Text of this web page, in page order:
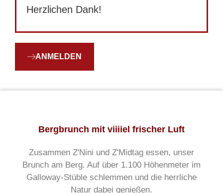
Herzlichen Dank!
ANMELDEN
Bergbrunch mit viiiiel frischer Luft
Zusammen Z'Nini und Z'Midtag essen, unser
Brunch am Berg. Auf über 1.100 Höhenmeter im
Galloway-Stüble schlemmen und die herrliche
Natur dabei genießen.